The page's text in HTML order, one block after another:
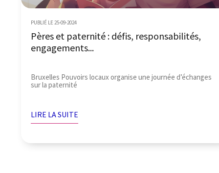
Pères et paternité : défis, responsabilités,
engagements...
PUBLIÉ LE 25-09-2024
Bruxelles Pouvoirs locaux organise une journée d’échanges
sur la paternité
LIRE LA SUITE